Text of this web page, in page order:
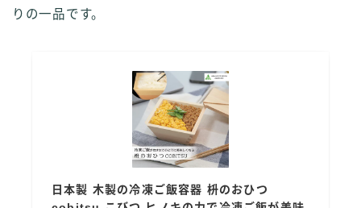
りの一品です。
日本製 木製の冷凍ご飯容器 枡のおひつ